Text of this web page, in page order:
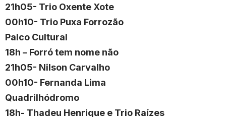
21h05- Trio Oxente Xote
00h10- Trio Puxa Forrozão
Palco Cultural
18h – Forró tem nome não
21h05- Nilson Carvalho
00h10- Fernanda Lima
Quadrilhódromo
18h- Thadeu Henrique e Trio Raízes